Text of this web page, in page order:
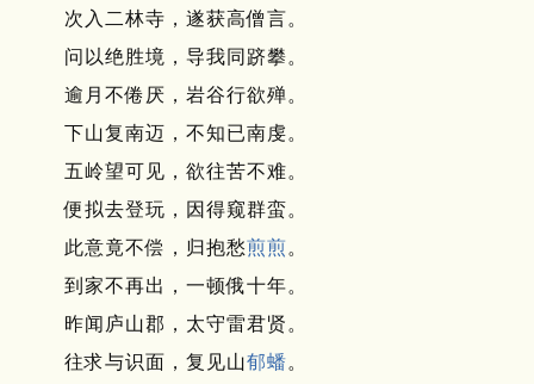
次入二林寺，遂获高僧言。
问以绝胜境，导我同跻攀。
逾月不倦厌，岩谷行欲殚。
下山复南迈，不知已南虔。
五岭望可见，欲往苦不难。
便拟去登玩，因得窥群蛮。
此意竟不偿，归抱愁煎煎。
到家不再出，一顿俄十年。
昨闻庐山郡，太守雷君贤。
往求与识面，复见山郁蟠。